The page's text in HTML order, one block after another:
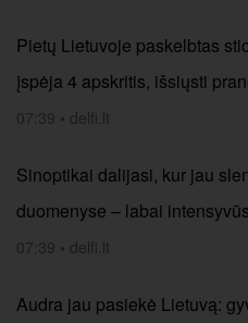
Pietų Lietuvoje paskelbtas
įspėja 4 apskritis, išsiųsti
07:39 • delfi.lt
Sinoptikai dalijasi, kur jau
duomenyse – labai
07:39 • delfi.lt
Audra jau pasiekė Lietuvą: